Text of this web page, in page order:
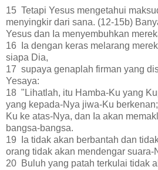
15 Tetapi Yesus mengetahui
menyingkir dari sana. (12-15b)
Yesus dan Ia menyembuhkan
16 Ia dengan keras melarang
siapa Dia,
17 supaya genaplah firman yang
Yesaya:
18 "Lihatlah, itu Hamba-Ku yang
yang kepada-Nya jiwa-Ku
Ku ke atas-Nya, dan Ia akan
bangsa-bangsa.
19 Ia tidak akan berbantah dan
orang tidak akan mendengar suara-
20 Buluh yang patah terkulai tidak